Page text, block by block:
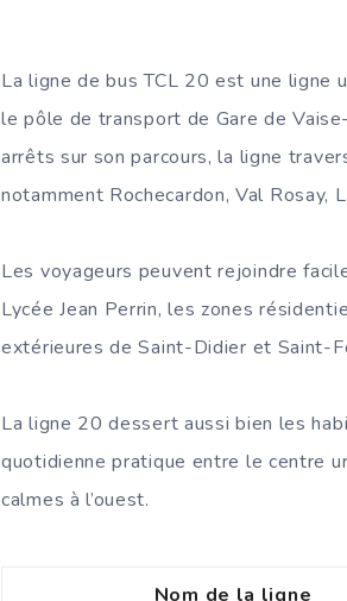
La ligne de bus TCL 20 est une ligne
le pôle de transport de Gare de
arrêts sur son parcours, la ligne
notamment Rochecardon, Val Rosay,
Les voyageurs peuvent rejoindre
Lycée Jean Perrin, les zones
extérieures de Saint-Didier et Saint-
La ligne 20 dessert aussi bien les
quotidienne pratique entre le centre
calmes à l’ouest.
Nom de la ligne